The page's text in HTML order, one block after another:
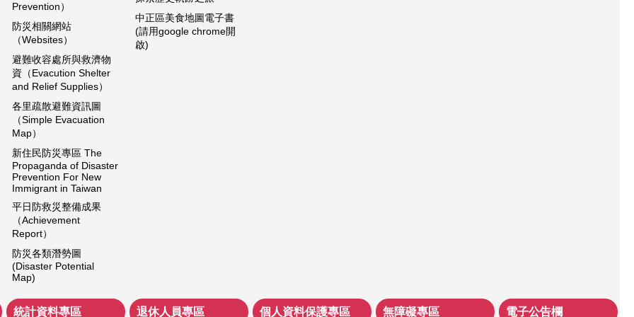
Prevention）
防災相關網站
（Websites）
避難收容處所與救濟物
資（Evacution Shelter
and Relief Supplies）
各里疏散避難資訊圖
（Simple Evacuation
Map）
新住民防災專區 The
Propaganda of Disaster
Prevention For New
Immigrant in Taiwan
平日防救災整備成果
（Achievement
Report）
防災各類潛勢圖
(Disaster Potential
Map)
中正區美食地圖電子書
(請用google chrome開
啟)
統計資料專區 退休人員專區 個人資料保護專區 無障礙專區 電子公告欄